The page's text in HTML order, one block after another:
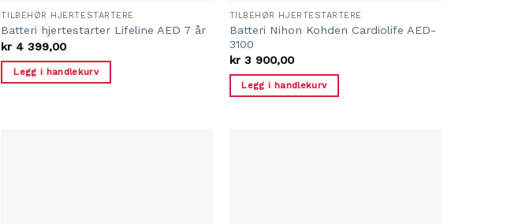
TILBEHØR HJERTESTARTERE
Batteri hjertestarter Lifeline AED 7 år
kr 4 399,00
Legg i handlekurv
TILBEHØR HJERTESTARTERE
Batteri Nihon Kohden Cardiolife AED-
3100
kr3 900,00
Legg i handlekurv